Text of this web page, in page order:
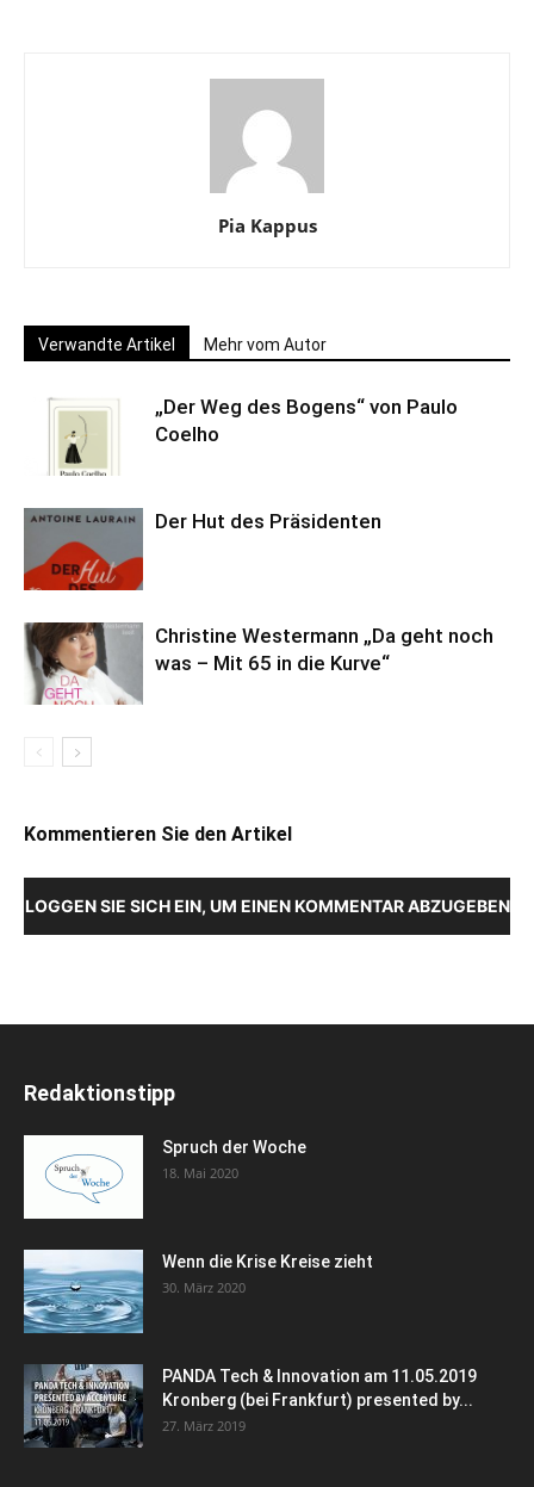
Pia Kappus
Verwandte Artikel Mehr vom Autor
„Der Weg des Bogens“ von Paulo
Coelho
Der Hut des Präsidenten
Christine Westermann „Da geht noch
was – Mit 65 in die Kurve“
Kommentieren Sie den Artikel
LOGGEN SIE SICH EIN, UM EINEN KOMMENTAR ABZUGEBEN
Redaktionstipp
Spruch der Woche
18. Mai 2020
Wenn die Krise Kreise zieht
30. März 2020
PANDA Tech & Innovation am 11.05.2019
Kronberg (bei Frankfurt) presented by...
27. März 2019